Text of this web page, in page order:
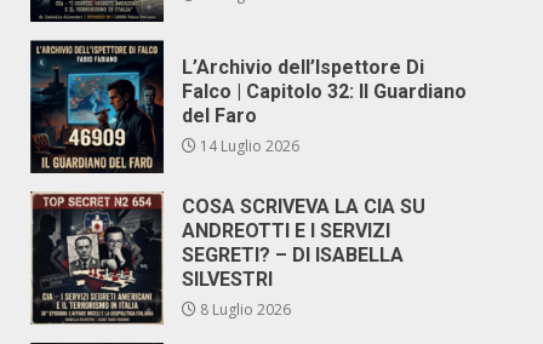
L’Archivio dell’Ispettore Di
Falco | Capitolo 32: Il Guardiano
del Faro
14 Luglio 2026
COSA SCRIVEVA LA CIA SU
ANDREOTTI E I SERVIZI
SEGRETI? – DI ISABELLA
SILVESTRI
8 Luglio 2026